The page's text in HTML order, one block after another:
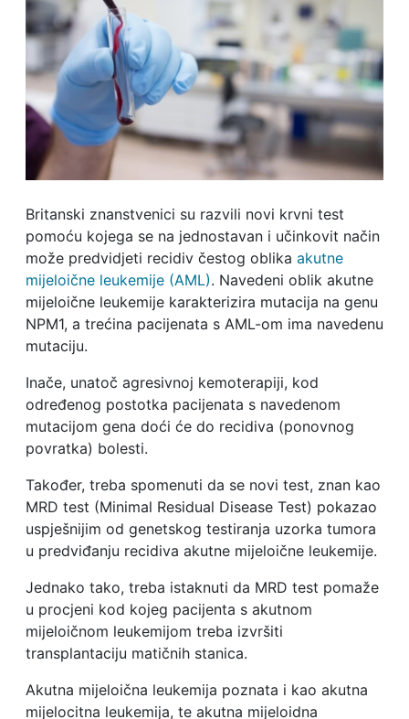
Britanski znanstvenici su razvili novi krvni test
pomoću kojega se na jednostavan i učinkovit način
može predvidjeti recidiv čestog oblika akutne
mijeloične leukemije (AML). Navedeni oblik akutne
mijeloične leukemije karakterizira mutacija na genu
NPM1, a trećina pacijenata s AML-om ima navedenu
mutaciju.
Inače, unatoč agresivnoj kemoterapiji, kod
određenog postotka pacijenata s navedenom
mutacijom gena doći će do recidiva (ponovnog
povratka) bolesti.
Također, treba spomenuti da se novi test, znan kao
MRD test (Minimal Residual Disease Test) pokazao
uspješnijim od genetskog testiranja uzorka tumora
u predviđanju recidiva akutne mijeloične leukemije.
Jednako tako, treba istaknuti da MRD test pomaže
u procjeni kod kojeg pacijenta s akutnom
mijeloičnom leukemijom treba izvršiti
transplantaciju matičnih stanica.
Akutna mijeloična leukemija poznata i kao akutna
mijelocitna leukemija, te akutna mijeloidna